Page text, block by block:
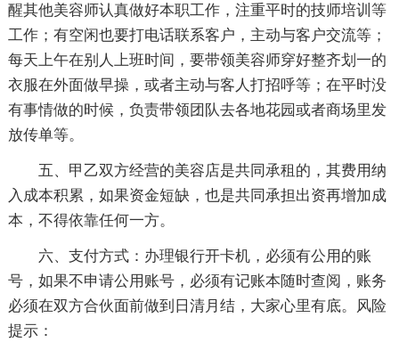
醒其他美容师认真做好本职工作，注重平时的技师培训等
工作；有空闲也要打电话联系客户，主动与客户交流等；
每天上午在别人上班时间，要带领美容师穿好整齐划一的
衣服在外面做早操，或者主动与客人打招呼等；在平时没
有事情做的时候，负责带领团队去各地花园或者商场里发
放传单等。
五、甲乙双方经营的美容店是共同承租的，其费用纳
入成本积累，如果资金短缺，也是共同承担出资再增加成
本，不得依靠任何一方。
六、支付方式：办理银行开卡机，必须有公用的账
号，如果不申请公用账号，必须有记账本随时查阅，账务
必须在双方合伙面前做到日清月结，大家心里有底。风险
提示：